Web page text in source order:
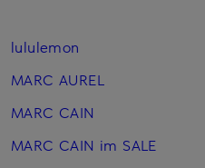
lululemon
MARC AUREL
MARC CAIN
MARC CAIN im SALE